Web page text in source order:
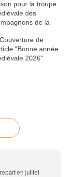
en juillet